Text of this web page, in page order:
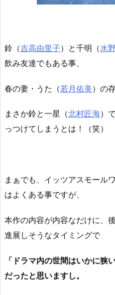
鈴（吉高由里子）と千明（水
飲み友達でもある事、
春の妻・うた（若月佑美）の
まさか鈴と一星（北村匠海）
っつけてしまうとは！（笑）
まぁでも、イッツアスモール
はよくある事ですが、
本作の内容が内容なだけに、
進展しそうなタイミングで
「ドラマ内の世間はいかに狭
だったと思いますし。